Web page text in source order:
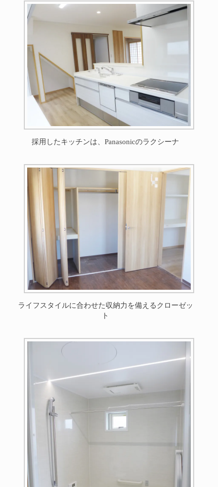
採用したキッチンは、Panasonicのラクシーナ
ライフスタイルに合わせた収納力を備えるクローゼッ
ト